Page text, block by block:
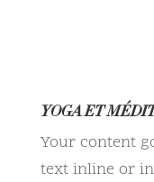
YOGA ET
Your content
text inline or